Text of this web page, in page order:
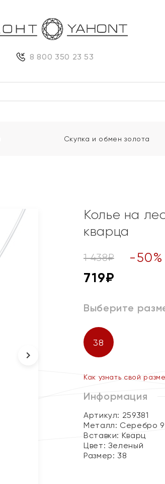
8 800 350 23 53
Скупка и обмен золота
Колье на
кварца
1 438₽ -50%
719₽
Выберите
38
Как узнать свой
Информация
Артикул: 259381
Металл: Серебро
Вставки: Кварц
Цвет: Зеленый
Размер: 38